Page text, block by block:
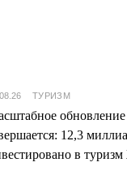
ТУРИЗМ
12,3
в туризм